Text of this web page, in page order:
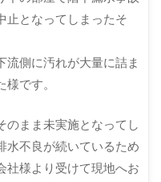
止となってしまったそ
流側に汚れが大量に詰ま
です。
のまま未実施となってし
水不良が続いているため
社様より受けて現地へお